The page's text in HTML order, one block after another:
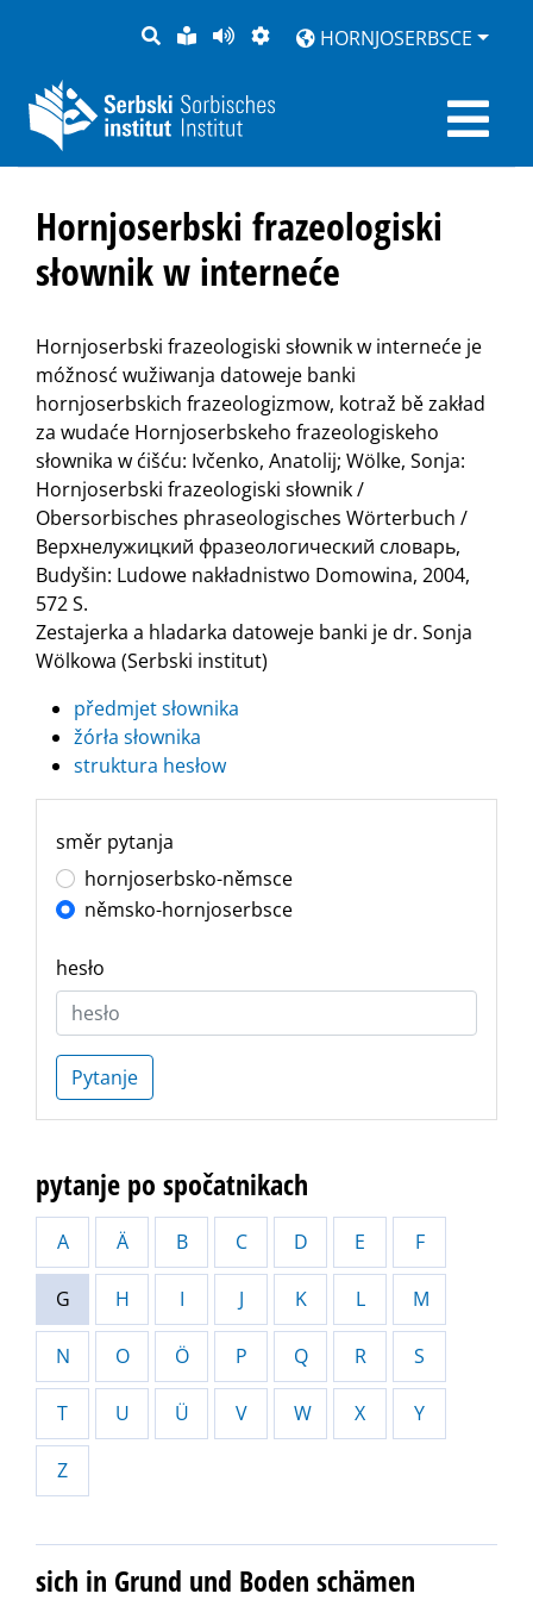
PYTANJE
LOCHKA
RĚČ
STRONU
PŘEDČITAĆ
ZWOBRAZNJENJE
HORNJOSERBSCE
Hornjoserbski frazeologiski
słownik w interneće
Hornjoserbski frazeologiski słownik w interneće je
móžnosć wužiwanja datoweje banki
hornjoserbskich frazeologizmow, kotraž bě zakład
za wudaće Hornjoserbskeho frazeologiskeho
słownika w ćišću: Ivčenko, Anatolij; Wölke, Sonja:
Hornjoserbski frazeologiski słownik /
Obersorbisches phraseologisches Wörterbuch /
Верхнелужицкий фразеологический словарь,
Budyšin: Ludowe nakładnistwo Domowina, 2004,
572 S.
Zestajerka a hladarka datoweje banki je dr. Sonja
Wölkowa (Serbski institut)
předmjet słownika
žórła słownika
struktura hesłow
směr pytanja
hornjoserbsko-němsce
němsko-hornjoserbsce
hesło
Pytanje
pytanje po spočatnikach
A Ä B C D E F
G H I J K L M
N O Ö P Q R S
T U Ü V W X Y
Z
sich in Grund und Boden schämen